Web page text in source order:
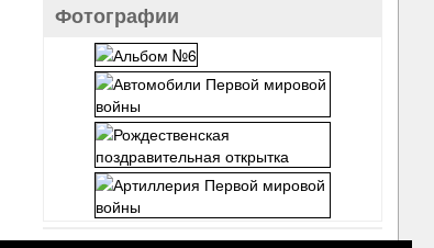
Фотографии